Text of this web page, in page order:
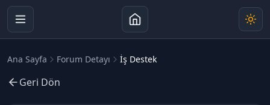
Ana Sayfa Forum Detayı İş Destek
Geri Dön